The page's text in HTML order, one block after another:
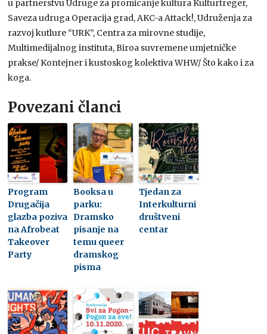
u partnerstvu Udruge za promicanje kultura Kulturtreger,
Saveza udruga Operacija grad, AKC-a Attack!, Udruženja za
razvoj kutlure “URK”, Centra za mirovne studije,
Multimedijalnog instituta, Biroa suvremene umjetničke
prakse/ Kontejner i kustoskog kolektiva WHW/ Što kako i za
koga.
Povezani članci
Program
Drugačija
glazba poziva
na Afrobeat
Takeover
Party
Booksa u
parku:
Dramsko
pisanje na
temu queer
dramskog
pisma
Tjedan za
Interkulturni
društveni
centar